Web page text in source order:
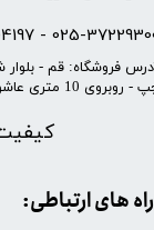
025-37229300 -
10 متری عاشوری - پلاک 100 (پوشاک گلپوش)
​​راه های ارتباطی: